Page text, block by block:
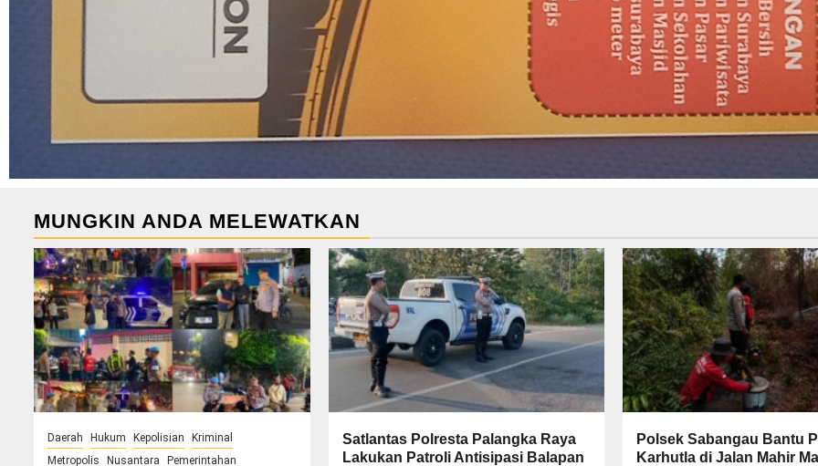
MUNGKIN ANDA MELEWATKAN
Daerah Hukum Kepolisian
Kriminal
Metropolis
Nusantara Pemerintahan
Satlantas Polresta Palangka Raya
Lakukan Patroli Antisipasi Balapan
Polsek Sabangau Bantu
Karhutla di Jalan Mahir